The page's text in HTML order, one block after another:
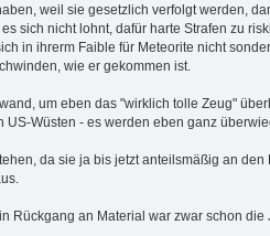
weil sie gesetzlich verfolgt werden,
sich nicht lohnt, dafür harte Strafen zu
in ihrerm Faible für Meteorite nicht
wie er gekommen ist.
um eben das "wirklich tolle Zeug"
US-Wüsten - es werden eben ganz
da sie ja bis jetzt anteilsmäßig an
Rückgang an Material war zwar schon